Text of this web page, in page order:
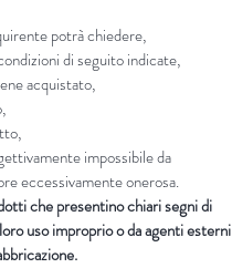
potrà chiedere,
di seguito indicate,
acquistato,
impossibile da
eccessivamente onerosa.
che presentino chiari segni di
uso improprio o da agenti esterni